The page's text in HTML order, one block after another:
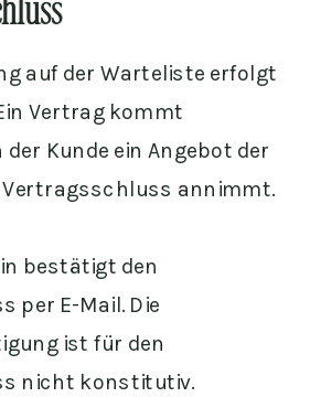
auf der Warteliste erfolgt
Vertrag kommt
Kunde ein Angebot der
annimmt.
bestätigt den
per E-Mail. Die
ist für den
nicht konstitutiv.